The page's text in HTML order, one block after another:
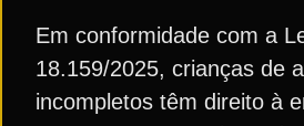
Em conformidade com a
18.159/2025, crianças de
incompletos têm direito à